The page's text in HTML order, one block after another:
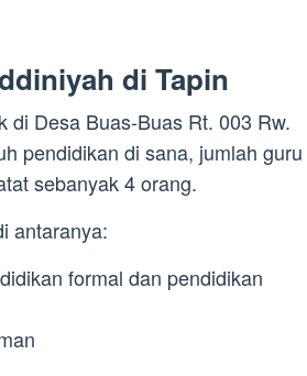
di Tapin
di Desa Buas-Buas Rt. 003 Rw.
pendidikan di sana, jumlah guru
sebanyak 4 orang.
antaranya:
formal dan pendidikan